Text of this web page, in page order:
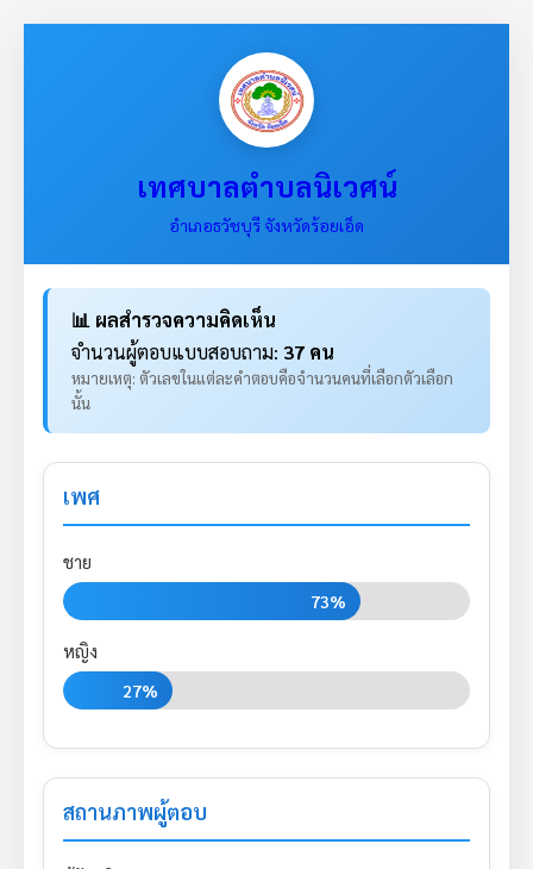
เทศบาลตำบลนิเวศน์
อำเภอธวัชบุรี จังหวัดร้อยเอ็ด
📊 ผลสำรวจความคิดเห็น
จำนวนผู้ตอบแบบสอบถาม: 37 คน
หมายเหตุ: ตัวเลขในแต่ละคำตอบคือจำนวนคนที่เลือกตัวเลือก
นั้น
เพศ
ชาย
73%
หญิง
27%
สถานภาพผู้ตอบ